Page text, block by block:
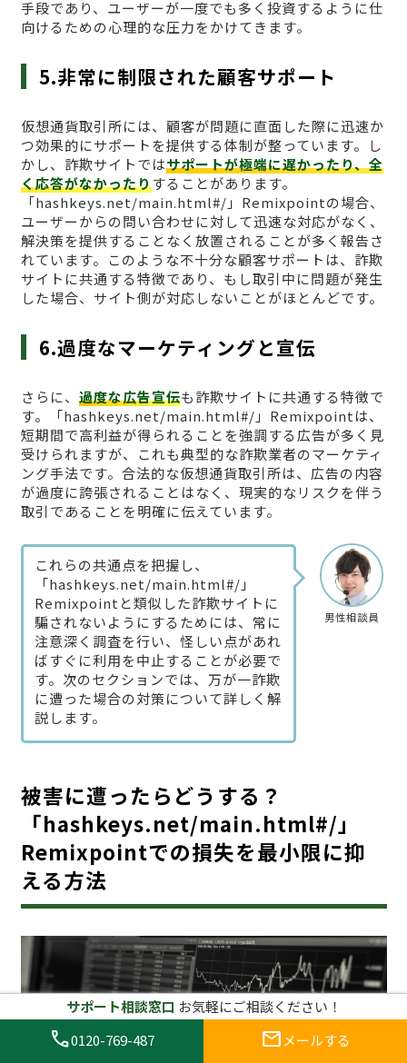
手段であり、ユーザーが一度でも多く投資するように仕
向けるための心理的な圧力をかけてきます。
5.非常に制限された顧客サポート
仮想通貨取引所には、顧客が問題に直面した際に迅速か
つ効果的にサポートを提供する体制が整っています。し
かし、詐欺サイトではサポートが極端に遅かったり、全
く応答がなかったりすることがあります。
「hashkeys.net/main.html#/」Remixpointの場合、
ユーザーからの問い合わせに対して迅速な対応がなく、
解決策を提供することなく放置されることが多く報告さ
れています。このような不十分な顧客サポートは、詐欺
サイトに共通する特徴であり、もし取引中に問題が発生
した場合、サイト側が対応しないことがほとんどです。
6.過度なマーケティングと宣伝
さらに、 過度な広告宣伝も詐欺サイトに共通する特徴で
す。「hashkeys.net/main.html#/」Remixpointは、
短期間で高利益が得られることを強調する広告が多く見
受けられますが、これも典型的な詐欺業者のマーケティ
ング手法です。合法的な仮想通貨取引所は、広告の内容
が過度に誇張されることはなく、現実的なリスクを伴う
取引であることを明確に伝えています。
男性相談員
これらの共通点を把握し、
「hashkeys.net/main.html#/」
Remixpointと類似した詐欺サイトに
騙されないようにするためには、常に
注意深く調査を行い、怪しい点があれ
ばすぐに利用を中止することが必要で
す。次のセクションでは、万が一詐欺
に遭った場合の対策について詳しく解
説します。
被害に遭ったらどうする？
「hashkeys.net/main.html#/」
Remixpointでの損失を最小限に抑
える方法
サポート相談窓口 お気軽にご相談ください！
call0120-769-487 mail メールする